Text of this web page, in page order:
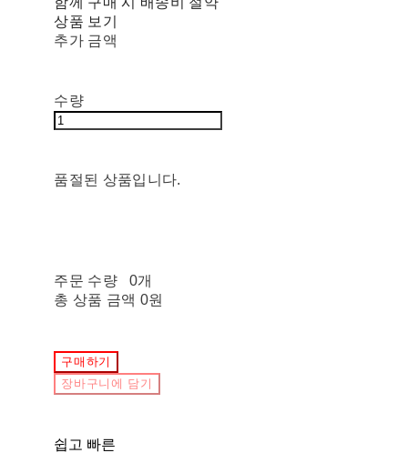
상품 보기
추가 금액
수량
품절된 상품입니다.
주문 수량
0개
총 상품 금액 0원
구매하기
장바구니에 담기
쉽고 빠른